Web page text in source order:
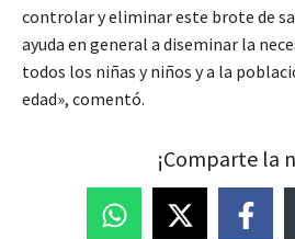
controlar y eliminar este brote de
ayuda en general a diseminar la
todos los niñas y niños y a la
edad», comentó.
¡Comparte la